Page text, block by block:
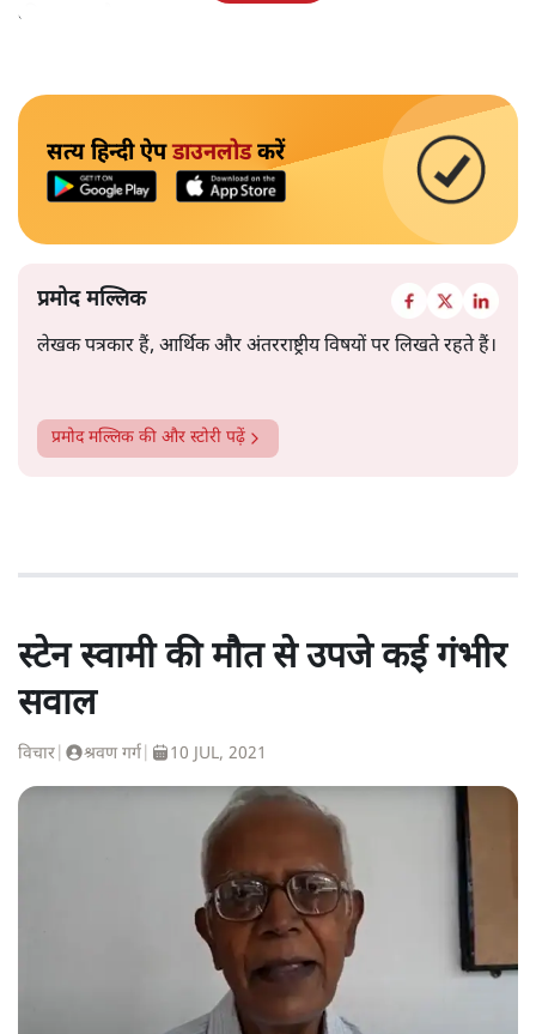
की पकड़ और मजबूत करनी है?
सत्य हिन्दी ऐपडाउनलोडकरें
प्रमोद मल्लिक
लेखक पत्रकार हैं, आर्थिक और अंतरराष्ट्रीय विषयों पर लिखते रहते हैं।
प्रमोद मल्लिक की और स्टोरी पढ़ें
स्टेन स्वामी की मौत से उपजे कई गंभीर
सवाल
विचार श्रवण गर्ग 10 JUL, 2021